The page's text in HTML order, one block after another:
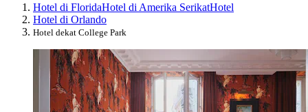
Hotel di FloridaHotel di Amerika SerikatHotel
Hotel di Orlando
Hotel dekat College Park